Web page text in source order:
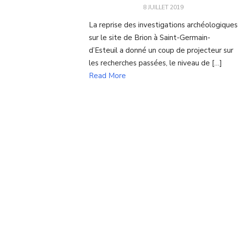
POSTED
8 JUILLET 2019
La reprise des investigations archéologiques
sur le site de Brion à Saint-Germain-
d’Esteuil a donné un coup de projecteur sur
les recherches passées, le niveau de […]
Read More